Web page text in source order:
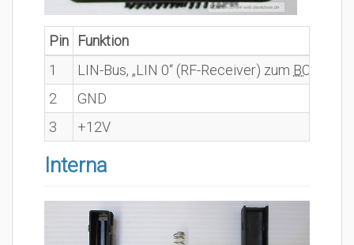
Pin
Funktion
1
LIN-Bus, „LIN 0“ (RF-Receiver) zum BCM
2
GND
3
+12V
Interna